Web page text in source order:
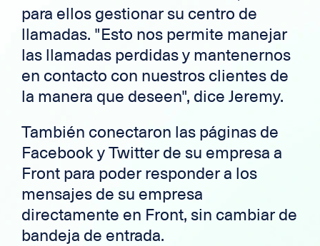
para ellos gestionar su centro de
llamadas. "Esto nos permite manejar
las llamadas perdidas y mantenernos
en contacto con nuestros clientes de
la manera que deseen", dice Jeremy.
También conectaron las páginas de
Facebook y Twitter de su empresa a
Front para poder responder a los
mensajes de su empresa
directamente en Front, sin cambiar de
bandeja de entrada.